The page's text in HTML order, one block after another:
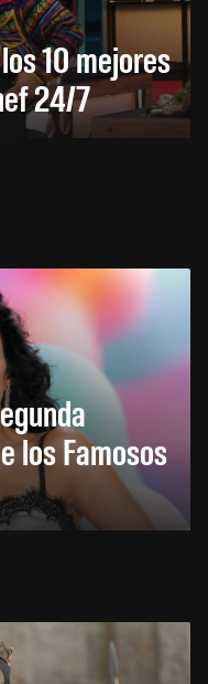
10 mejores
24/7
los Famosos